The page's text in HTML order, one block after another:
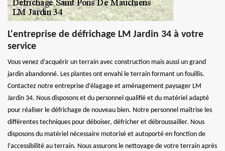
L'entreprise de défrichage LM Jardin 34 à votre
service
Vous venez d’acquérir un terrain avec construction mais aussi un grand
jardin abandonné. Les plantes ont envahi le terrain formant un fouillis.
Contactez notre entreprise d’élagage et aménagement paysager LM
Jardin 34. Nous disposons et du personnel qualifié et du matériel adapté
pour réaliser le défrichage de nouveau bien. Notre personnel maîtrise les
différentes techniques pour déboiser, défricher et débroussailler. Nous
disposons du matériel nécessaire motorisé et autoporté en fonction de
l’accessibilité au terrain. Nous assurons le nettoyage de votre terrain après